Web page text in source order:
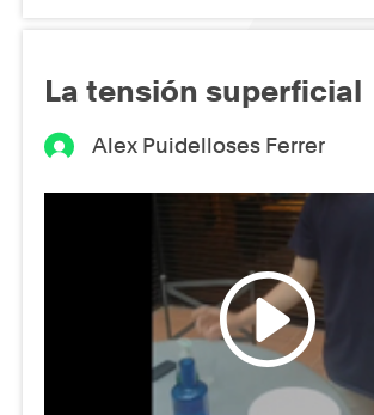
La tensión superficial
Alex Puidelloses Ferrer